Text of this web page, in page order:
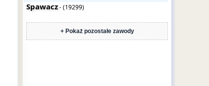
Spawacz- (19299)
+ Pokaż pozostałe zawody